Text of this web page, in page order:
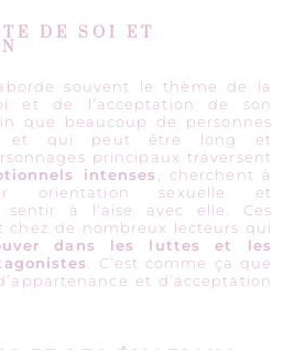
DE SOI ET
souvent le thème de la
et de l’acceptation de son
que beaucoup de personnes
et qui peut être long et
principaux traversent
intenses
, cherchent à
orientation sexuelle et
à l’aise avec elle. Ces
chez de nombreux lecteurs qui
dans les luttes et les
. C’est comme ça que
et d’acceptation